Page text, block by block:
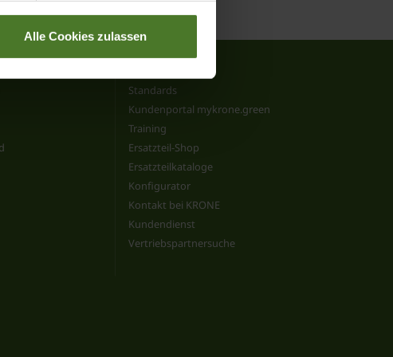
Alle Cookies zulassen
Standards
Kundenportal mykrone.green
Training
Ersatzteil-Shop
Ersatzteilkataloge
Konfigurator
Kontakt bei KRONE
Kundendienst
Vertriebspartnersuche